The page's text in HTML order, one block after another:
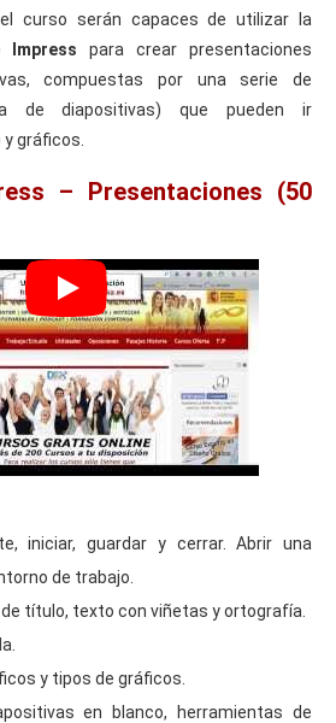
curso serán capaces de utilizar la
Impress para crear presentaciones
compuestas por una serie de
de diapositivas) que pueden ir
gráficos.
– Presentaciones (50
iniciar, guardar y cerrar. Abrir una
de trabajo.
título, texto con viñetas y ortografía.
y tipos de gráficos.
en blanco, herramientas de